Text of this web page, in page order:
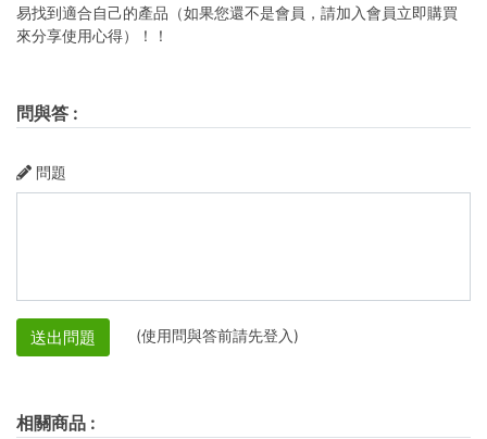
易找到適合自己的產品（如果您還不是會員，請加入會員立即購買
來分享使用心得）！！
問與答 :
問題
送出問題 (使用問與答前請先登入)
相關商品 :